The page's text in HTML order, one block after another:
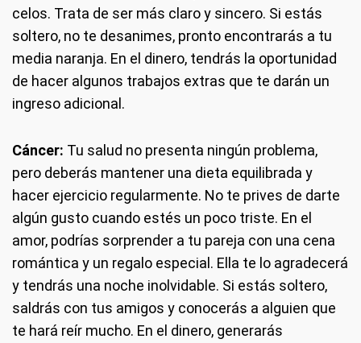
celos. Trata de ser más claro y sincero. Si estás
soltero, no te desanimes, pronto encontrarás a tu
media naranja. En el dinero, tendrás la oportunidad
de hacer algunos trabajos extras que te darán un
ingreso adicional.
Cáncer: Tu salud no presenta ningún problema,
pero deberás mantener una dieta equilibrada y
hacer ejercicio regularmente. No te prives de darte
algún gusto cuando estés un poco triste. En el
amor, podrías sorprender a tu pareja con una cena
romántica y un regalo especial. Ella te lo agradecerá
y tendrás una noche inolvidable. Si estás soltero,
saldrás con tus amigos y conocerás a alguien que
te hará reír mucho. En el dinero, generarás